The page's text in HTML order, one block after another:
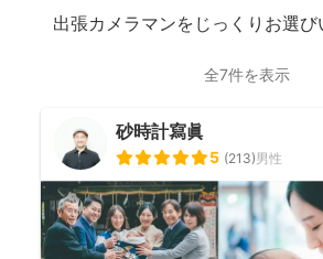
出張カメラマンをじっくりお選び
全7件を表示
砂時計寫眞
5 (213)男性